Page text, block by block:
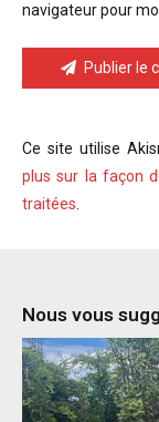
navigateur pour
Publier le
Ce site utilise
plus sur la façon
traitées
Nous vous